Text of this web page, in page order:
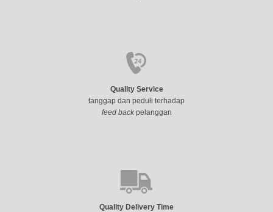
Quality Service
tanggap dan peduli terhadap
feed backpelanggan
Quality Delivery Time